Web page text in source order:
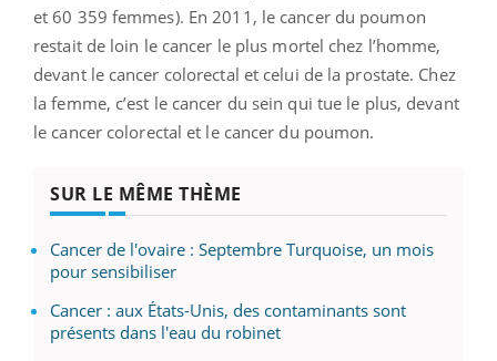
et 60 359 femmes). En 2011, le cancer du poumon
restait de loin le cancer le plus mortel chez l’homme,
devant le cancer colorectal et celui de la prostate. Chez
la femme, c’est le cancer du sein qui tue le plus, devant
le cancer colorectal et le cancer du poumon.
SUR LE MÊME THÈME
Cancer de l'ovaire : Septembre Turquoise, un mois
pour sensibiliser
Cancer : aux États-Unis, des contaminants sont
présents dans l'eau du robinet